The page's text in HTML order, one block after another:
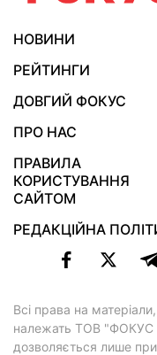
НОВИНИ
РЕЙТИНГИ
ДОВГИЙ ФОКУС
ПРО НАС
ПРАВИЛА
КОРИСТУВАННЯ
САЙТОМ
РЕДАКЦІЙНА
Всі права на
належать ТОВ "ФОКУС
дозволяється лише